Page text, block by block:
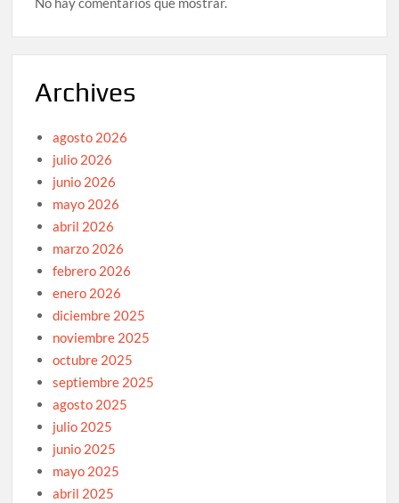
Archives
agosto 2026
julio 2026
junio 2026
mayo 2026
abril 2026
marzo 2026
febrero 2026
enero 2026
diciembre 2025
noviembre 2025
octubre 2025
septiembre 2025
agosto 2025
julio 2025
junio 2025
mayo 2025
abril 2025